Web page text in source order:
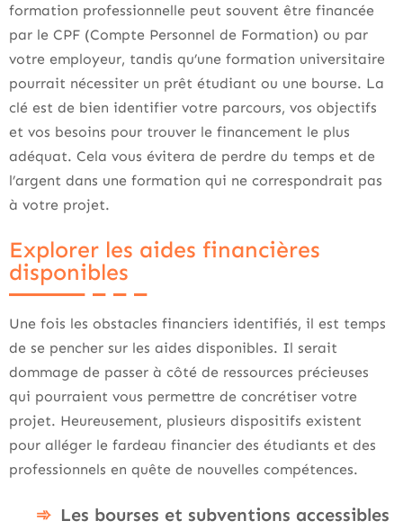
formation professionnelle peut souvent être financée
par le CPF (Compte Personnel de Formation) ou par
votre employeur, tandis qu’une formation universitaire
pourrait nécessiter un prêt étudiant ou une bourse. La
clé est de bien identifier votre parcours, vos objectifs
et vos besoins pour trouver le financement le plus
adéquat. Cela vous évitera de perdre du temps et de
l’argent dans une formation qui ne correspondrait pas
à votre projet.
Explorer les aides financières
disponibles
Une fois les obstacles financiers identifiés, il est temps
de se pencher sur les aides disponibles. Il serait
dommage de passer à côté de ressources précieuses
qui pourraient vous permettre de concrétiser votre
projet. Heureusement, plusieurs dispositifs existent
pour alléger le fardeau financier des étudiants et des
professionnels en quête de nouvelles compétences.
Les bourses et subventions accessibles